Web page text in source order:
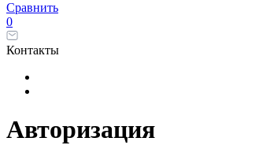
Сравнить
0
Контакты
Авторизация